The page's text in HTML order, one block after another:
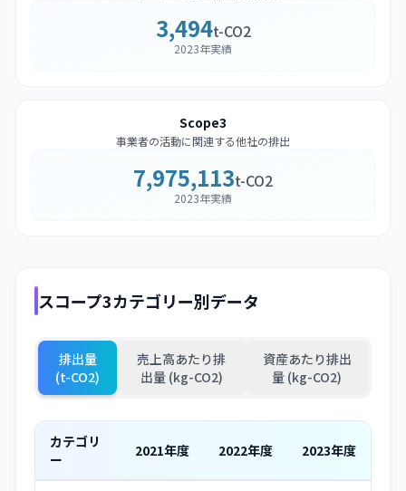
3,494t-CO2
2023年実績
Scope3
事業者の活動に関連する他社の排出
7,975,113t-CO2
2023年実績
スコープ3カテゴリー別データ
排出量
(t-CO2)
売上高あたり排
出量 (kg-CO2)
資産あたり排出
量 (kg-CO2)
カテゴリ
ー
2021年度 2022年度 2023年度